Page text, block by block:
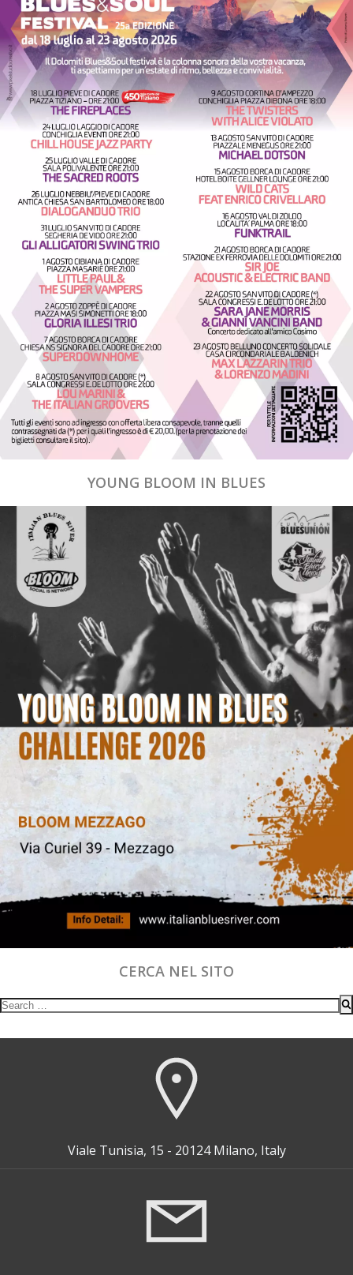
YOUNG BLOOM IN BLUES
CERCA NEL SITO
Search
Viale Tunisia, 15 - 20124 Milano, Italy